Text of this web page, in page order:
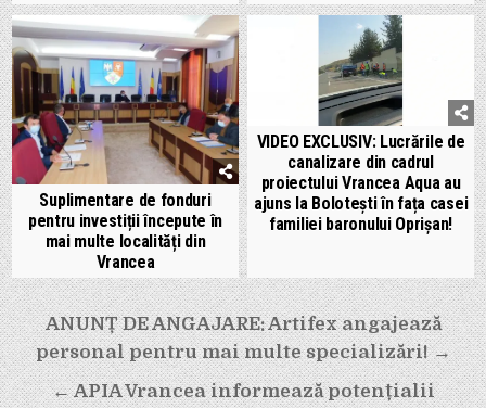
Suplimentare de fonduri
pentru investiții începute în
mai multe localități din
Vrancea
VIDEO EXCLUSIV: Lucrările de
canalizare din cadrul
proiectului Vrancea Aqua au
ajuns la Bolotești în fața casei
familiei baronului Oprișan!
Navigare
în
articole
ANUNȚ DE ANGAJARE: Artifex angajează
personal pentru mai multe specializări! →
← APIA Vrancea informează potențialii